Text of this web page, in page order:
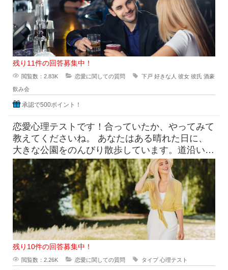
残り11件の回答募集中！
閲覧数：2.83K 恋愛に関しての質問 下戸 好きな人 彼女 彼氏 酒豪
飲み会
承認で500ポイント！
恋愛心理テストです！合っていたか、やってみて
教えてくださいね。 あなたはある晴れた日に、
大きな公園をのんびり散歩しています。道沿いに
咲く花を見ながら進んでいく
残り10件の回答募集中！
閲覧数：2.26K 恋愛に関しての質問 タイプ 心理テスト